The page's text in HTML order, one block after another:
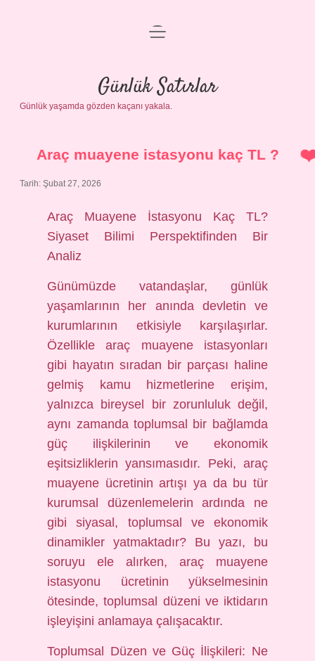
Anasayfa
Gizlilik Politikası
Yasal Uyarı
menüyü
Günlük Satırlar
Günlük yaşamda gözden kaçanı yakala.
Araç muayene istasyonu kaç TL ?
Tarih: Şubat 27, 2026
Araç Muayene İstasyonu Kaç TL?
Siyaset Bilimi Perspektifinden Bir
Analiz
Günümüzde vatandaşlar, günlük
yaşamlarının her anında devletin ve
kurumlarının etkisiyle karşılaşırlar.
Özellikle araç muayene istasyonları
gibi hayatın sıradan bir parçası haline
gelmiş kamu hizmetlerine erişim,
yalnızca bireysel bir zorunluluk değil,
aynı zamanda toplumsal bir bağlamda
güç ilişkilerinin ve ekonomik
eşitsizliklerin yansımasıdır. Peki, araç
muayene ücretinin artışı ya da bu tür
kurumsal düzenlemelerin ardında ne
gibi siyasal, toplumsal ve ekonomik
dinamikler yatmaktadır? Bu yazı, bu
soruyu ele alırken, araç muayene
istasyonu ücretinin yükselmesinin
ötesinde, toplumsal düzeni ve iktidarın
işleyişini anlamaya çalışacaktır.
Toplumsal Düzen ve Güç İlişkileri: Ne